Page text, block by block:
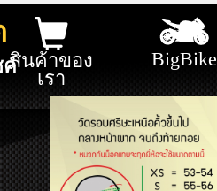
ค์สินค้าของ
เรา
BigBike